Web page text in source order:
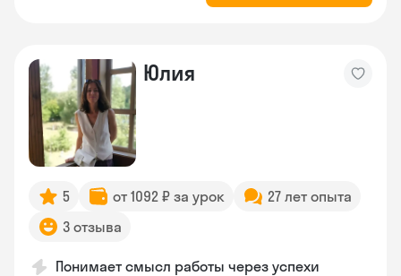
Юлия
5 от 1092 ₽ за урок
27 лет опыта
3 отзыва
Понимает смысл работы через успехи